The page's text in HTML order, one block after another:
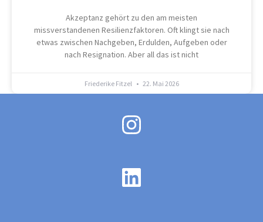
Akzeptanz gehört zu den am meisten
missverstandenen Resilienzfaktoren. Oft klingt sie nach
etwas zwischen Nachgeben, Erdulden, Aufgeben oder
nach Resignation. Aber all das ist nicht
Friederike Fitzel 22. Mai 2026